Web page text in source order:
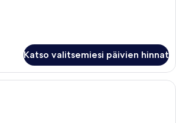
Katso valitsemiesi päivien hinnat